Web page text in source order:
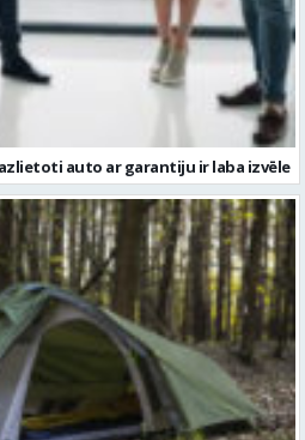
auto ar garantiju ir laba izvēle